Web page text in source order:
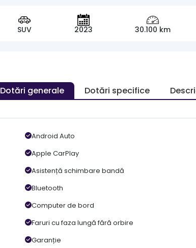
SUV 2023 30.100 km
Dotări generale Dotări specifice
Android Auto
Apple CarPlay
Asistență schimbare bandă
Bluetooth
Computer de bord
Faruri cu faza lungă fără orbire
Garanție